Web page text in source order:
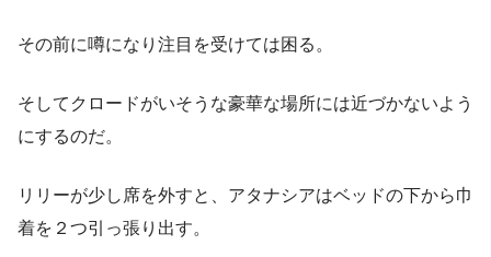
その前に噂になり注目を受けては困る。
そしてクロードがいそうな豪華な場所には近づかないよう
にするのだ。
リリーが少し席を外すと、アタナシアはベッドの下から巾
着を２つ引っ張り出す。